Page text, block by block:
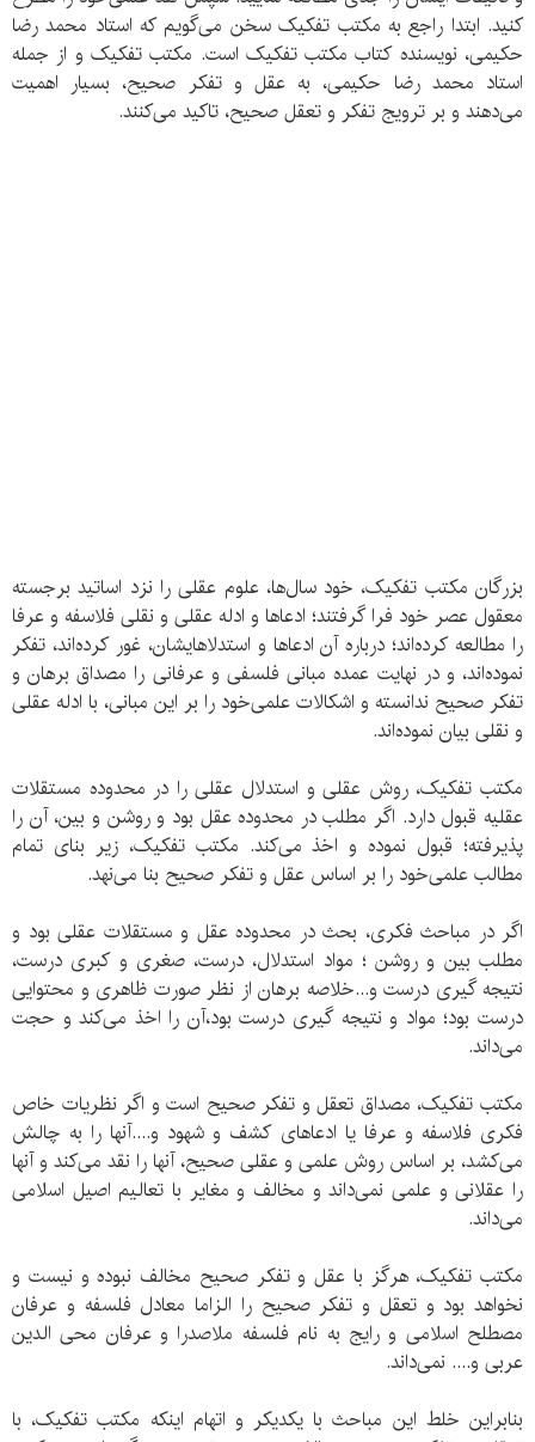
کنید. ابتدا راجع به مکتب تفکیک سخن می‌گویم که استاد محمد رضا
حکیمی، نویسنده کتاب مکتب تفکیک است. مکتب تفکیک و از جمله
استاد محمد رضا حکیمی، به عقل و تفکر صحیح، بسیار اهمیت
می‌دهند و بر ترویج تفکر و تعقل صحیح، تاکید می‌کنند.
بزرگان مکتب تفکیک، خود سال‌ها، علوم عقلی را نزد اساتید برجسته
معقول عصر خود فرا گرفتند؛ ادعا‌ها و ادله عقلی و نقلی فلاسفه و عرفا
را مطالعه کرده‌‌اند؛ درباره آن ادعاها و استدلاهایشان، غور کرده‌‌اند، تفکر
نموده‌‌اند،‌ و در نهایت عمده مبانی فلسفی و عرفانی را مصداق برهان و
تفکر صحیح ندانسته و اشکالات علمی‌خود را بر این مبانی، با ادله عقلی
و نقلی بیان نموده‌‌اند.
مکتب تفکیک، روش عقلی و استدلال عقلی را در محدوده مستقلات
عقلیه قبول دارد. اگر مطلب در محدوده عقل بود و روشن و بین، آن را
پذیرفته؛ قبول نموده و اخذ می‌کند. مکتب تفکیک، زیر بنای تمام
مطالب علمی‌خود را بر اساس عقل و تفکر صحیح بنا می‌نهد.
اگر در مباحث فکری، بحث در محدوده عقل و مستقلات عقلی بود و
مطلب بین و روشن ؛ مواد استدلال، درست، صغری و کبری درست،
‌نتیجه گیری درست و...خلاصه برهان از نظر صورت ظاهری و محتوایی
درست بود؛ مواد و نتیجه گیری درست بود،‌آن را اخذ می‌کند و حجت
می‌داند.
مکتب تفکیک، مصداق تعقل و تفکر صحیح است و اگر نظریات خاص
فکری فلاسفه و عرفا یا ادعاهای کشف و شهود و....آنها را به چالش
می‌کشد، بر اساس روش علمی‌ و عقلی صحیح، آنها را نقد می‌کند و آنها
را عقلانی و علمی‌ نمی‌داند و مخالف و مغایر با تعالیم اصیل اسلامی‌
می‌داند.
مکتب تفکیک، هرگز با عقل و تفکر صحیح مخالف نبوده و نیست و
نخواهد بود و تعقل و تفکر صحیح را الزاما معادل فلسفه و عرفان
مصطلح اسلامی‌ و رایج به نام فلسفه ملاصدرا و عرفان محی الدین
عربی و.... نمی‌داند.
بنابراین خلط این مباحث با یکدیکر و اتهام اینکه مکتب تفکیک، با